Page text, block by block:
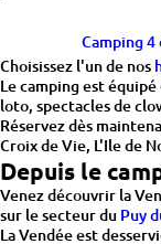
Camping
Choisissez l'un de nos
Le camping est
loto, spectacles de
Réservez dès
Croix de Vie, L'Ile de
Depuis le
Venez découvrir la
sur le secteur du Puy
La Vendée est